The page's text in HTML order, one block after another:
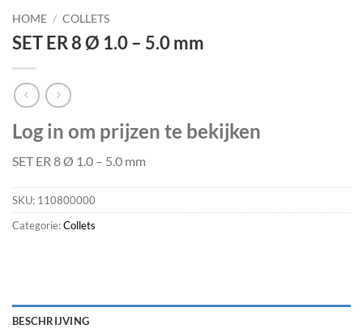
HOME / COLLETS
SET ER 8 Ø 1.0 – 5.0 mm
Log in om prijzen te bekijken
SET ER 8 Ø 1.0 – 5.0 mm
SKU: 110800000
Categorie:Collets
BESCHRIJVING